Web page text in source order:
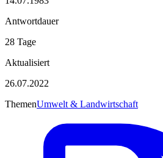
Antwortdauer
28 Tage
Aktualisiert
26.07.2022
ThemenUmwelt & Landwirtschaft